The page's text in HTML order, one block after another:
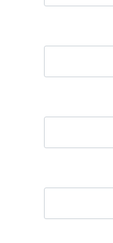
Sofás
Cadeirões
Sobre
Projetos